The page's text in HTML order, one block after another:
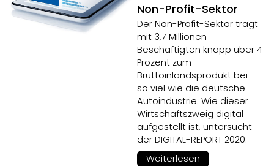
Non-Profit-Sektor
Der Non-Profit-Sektor trägt
mit 3,7 Millionen
Beschäftigten knapp über 4
Prozent zum
Bruttoinlandsprodukt bei –
so viel wie die deutsche
Autoindustrie. Wie dieser
Wirtschaftszweig digital
aufgestellt ist, untersucht
der DIGITAL-REPORT 2020.
Weiterlesen